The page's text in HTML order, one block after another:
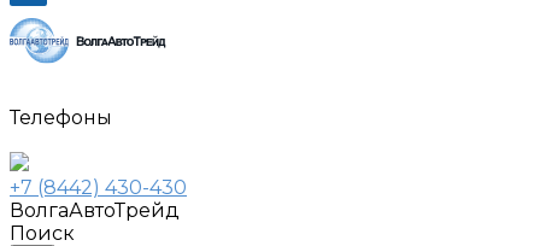
Телефоны
+7 (8442) 430-430
ВолгаАвтоТрейд
Поиск